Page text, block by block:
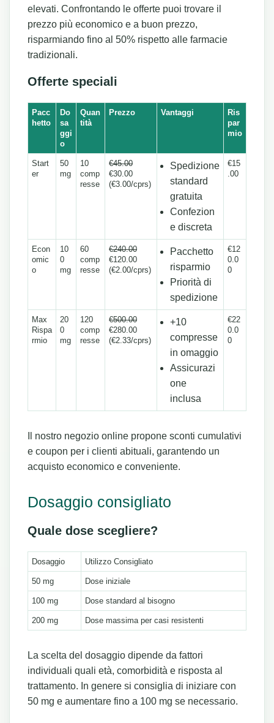
elevati. Confrontando le offerte puoi trovare il
prezzo più economico e a buon prezzo,
risparmiando fino al 50% rispetto alle farmacie
tradizionali.
Offerte speciali
Pacc
hetto
Do
sa
ggi
o
Quan
tità
Prezzo Vantaggi
Ris
par
mio
Start
er
50
mg
10
comp
resse
€45.00
€30.00
(€3.00/cprs)
Spedizione
standard
gratuita
Confezion
e discreta
€15
.00
Econ
omic
o
10
0
mg
60
comp
resse
€240.00
€120.00
(€2.00/cprs)
Pacchetto
risparmio
Priorità di
spedizione
€12
0.0
0
Max
Rispa
rmio
20
0
mg
120
comp
resse
€500.00
€280.00
(€2.33/cprs)
+10
compresse
in omaggio
Assicurazi
one
inclusa
€22
0.0
0
Il nostro negozio online propone sconti cumulativi
e coupon per i clienti abituali, garantendo un
acquisto economico e conveniente.
Dosaggio consigliato
Quale dose scegliere?
Dosaggio Utilizzo Consigliato
50 mg Dose iniziale
100 mg Dose standard al bisogno
200 mg Dose massima per casi resistenti
La scelta del dosaggio dipende da fattori
individuali quali età, comorbidità e risposta al
trattamento. In genere si consiglia di iniziare con
50 mg e aumentare fino a 100 mg se necessario.